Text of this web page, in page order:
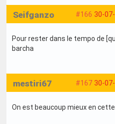
#166 30-
Seifganzo
Pour rester dans le tempo de
barcha
#167 30-
mestiri67
On est beaucoup mieux en